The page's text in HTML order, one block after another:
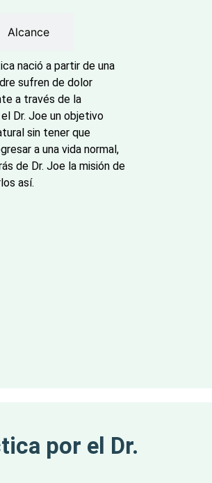
Alcance
nació a partir de una
sufren de dolor
a través de la
Dr. Joe un objetivo
sin tener que
a una vida normal,
de Dr. Joe la misión de
así.
por el Dr.